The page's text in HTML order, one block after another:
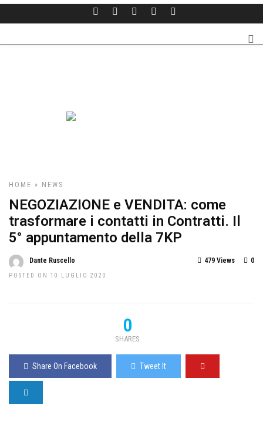
HOME » NEWS
NEGOZIAZIONE e VENDITA: come
trasformare i contatti in Contratti. Il
5° appuntamento della 7KP
Dante Ruscello
POSTED ON 10 LUGLIO 2020
0
479 Views
0
SHARES
Share On Facebook Tweet It